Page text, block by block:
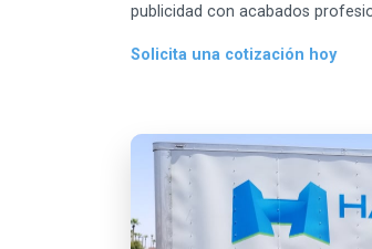
publicidad con acabados
Solicita una cotización hoy